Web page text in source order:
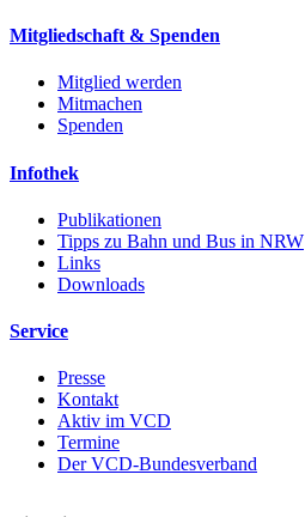
Mitgliedschaft & Spenden
Mitglied werden
Mitmachen
Spenden
Infothek
Publikationen
Tipps zu Bahn und Bus in NRW
Links
Downloads
Service
Presse
Kontakt
Aktiv im VCD
Termine
Der VCD-Bundesverband